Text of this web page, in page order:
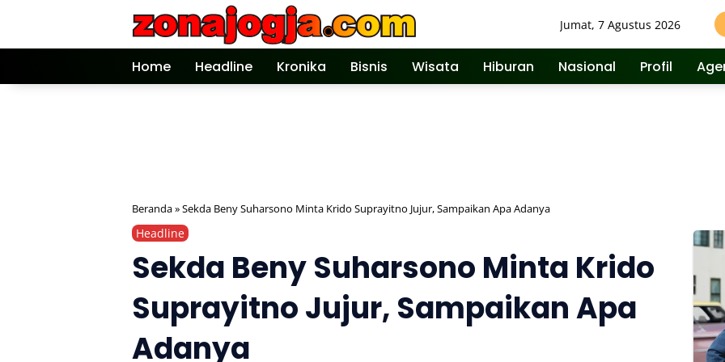
Jumat, 7 Agustus 2026
Home Headline Kronika Bisnis Wisata Hiburan Nasional Profil
Beranda»Sekda Beny Suharsono Minta Krido Suprayitno Jujur, Sampaikan Apa Adanya
Headline
Sekda Beny Suharsono Minta Krido
Suprayitno Jujur, Sampaikan Apa
Adanya